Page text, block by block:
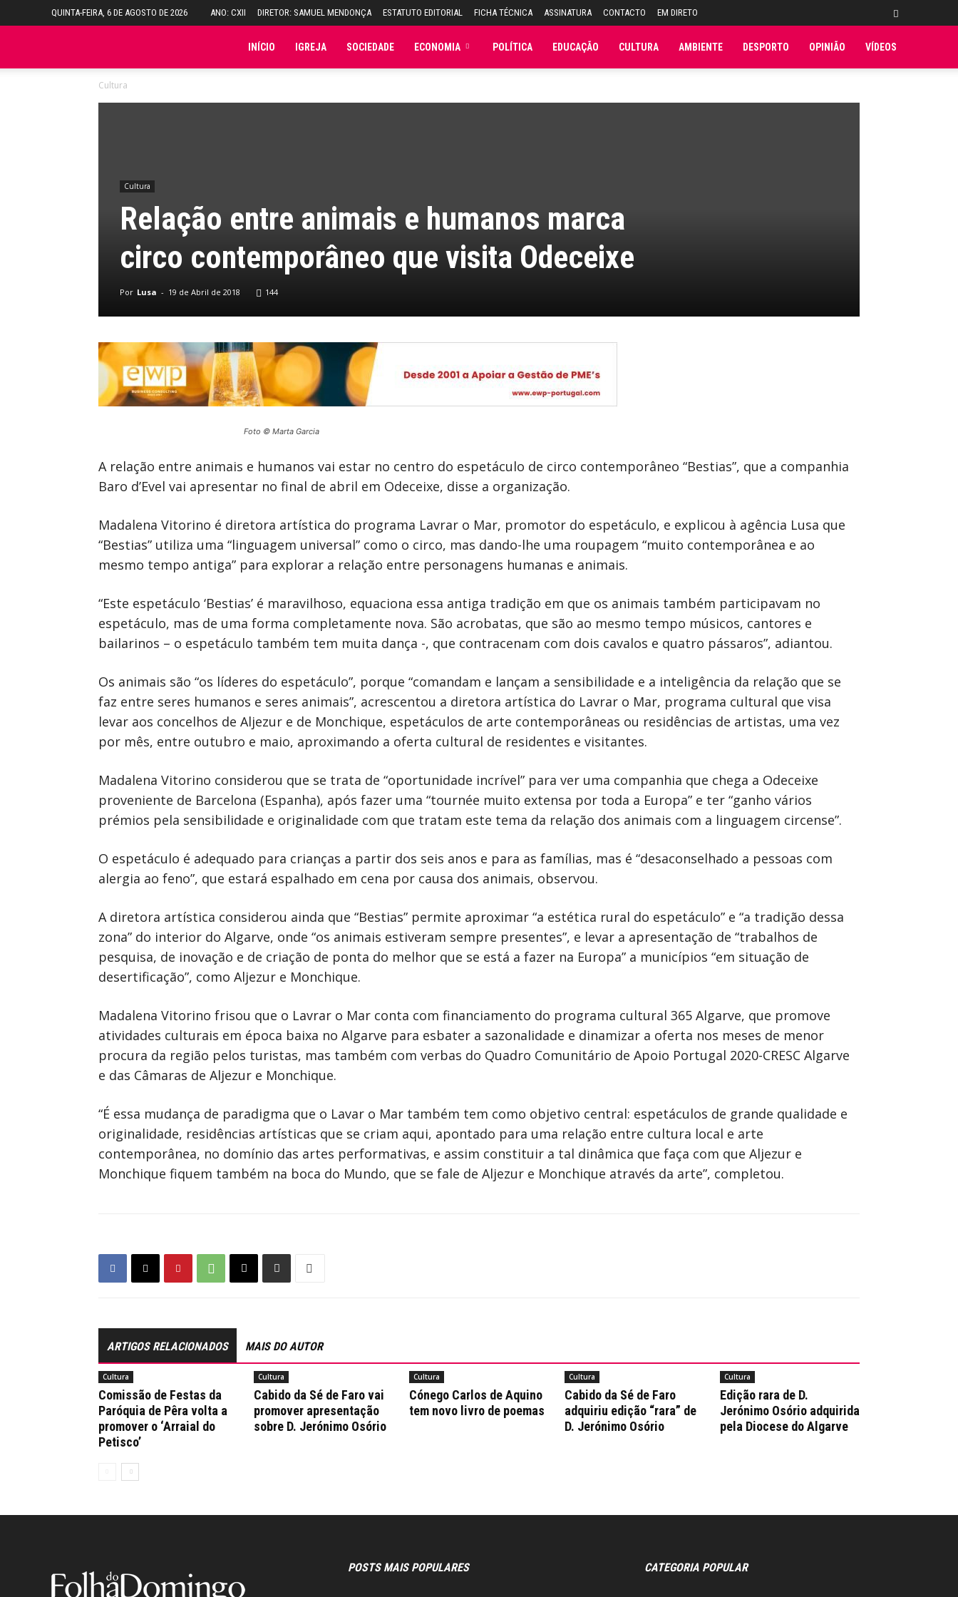
QUINTA-FEIRA, 6 DE AGOSTO DE 2026 ANO: CXII DIRETOR: SAMUEL MENDONÇA ESTATUTO EDITORIAL FICHA TÉCNICA ASSINATURA CONTACTO EM DIRETO
INÍCIO IGREJA SOCIEDADE ECONOMIA POLÍTICA EDUCAÇÃO CULTURA AMBIENTE DESPORTO OPINIÃO VÍDEOS
Cultura
Cultura
Relação entre animais e humanos marca
circo contemporâneo que visita Odeceixe
Por Lusa - 19 de Abril de 2018 144
Foto © Marta Garcia
A relação entre animais e humanos vai estar no centro do espetáculo de circo contemporâneo “Bestias”, que a companhia
Baro d’Evel vai apresentar no final de abril em Odeceixe, disse a organização.
Madalena Vitorino é diretora artística do programa Lavrar o Mar, promotor do espetáculo, e explicou à agência Lusa que
“Bestias” utiliza uma “linguagem universal” como o circo, mas dando-lhe uma roupagem “muito contemporânea e ao
mesmo tempo antiga” para explorar a relação entre personagens humanas e animais.
“Este espetáculo ‘Bestias’ é maravilhoso, equaciona essa antiga tradição em que os animais também participavam no
espetáculo, mas de uma forma completamente nova. São acrobatas, que são ao mesmo tempo músicos, cantores e
bailarinos – o espetáculo também tem muita dança -, que contracenam com dois cavalos e quatro pássaros”, adiantou.
Os animais são “os líderes do espetáculo”, porque “comandam e lançam a sensibilidade e a inteligência da relação que se
faz entre seres humanos e seres animais”, acrescentou a diretora artística do Lavrar o Mar, programa cultural que visa
levar aos concelhos de Aljezur e de Monchique, espetáculos de arte contemporâneas ou residências de artistas, uma vez
por mês, entre outubro e maio, aproximando a oferta cultural de residentes e visitantes.
Madalena Vitorino considerou que se trata de “oportunidade incrível” para ver uma companhia que chega a Odeceixe
proveniente de Barcelona (Espanha), após fazer uma “tournée muito extensa por toda a Europa” e ter “ganho vários
prémios pela sensibilidade e originalidade com que tratam este tema da relação dos animais com a linguagem circense”.
O espetáculo é adequado para crianças a partir dos seis anos e para as famílias, mas é “desaconselhado a pessoas com
alergia ao feno”, que estará espalhado em cena por causa dos animais, observou.
A diretora artística considerou ainda que “Bestias” permite aproximar “a estética rural do espetáculo” e “a tradição dessa
zona” do interior do Algarve, onde “os animais estiveram sempre presentes”, e levar a apresentação de “trabalhos de
pesquisa, de inovação e de criação de ponta do melhor que se está a fazer na Europa” a municípios “em situação de
desertificação”, como Aljezur e Monchique.
Madalena Vitorino frisou que o Lavrar o Mar conta com financiamento do programa cultural 365 Algarve, que promove
atividades culturais em época baixa no Algarve para esbater a sazonalidade e dinamizar a oferta nos meses de menor
procura da região pelos turistas, mas também com verbas do Quadro Comunitário de Apoio Portugal 2020-CRESC Algarve
e das Câmaras de Aljezur e Monchique.
“É essa mudança de paradigma que o Lavar o Mar também tem como objetivo central: espetáculos de grande qualidade e
originalidade, residências artísticas que se criam aqui, apontado para uma relação entre cultura local e arte
contemporânea, no domínio das artes performativas, e assim constituir a tal dinâmica que faça com que Aljezur e
Monchique fiquem também na boca do Mundo, que se fale de Aljezur e Monchique através da arte”, completou.
ARTIGOS RELACIONADOS MAIS DO AUTOR
Cultura
Comissão de Festas da
Paróquia de Pêra volta a
promover o ‘Arraial do
Petisco’
Cultura
Cabido da Sé de Faro vai
promover apresentação
sobre D. Jerónimo Osório
Cultura
Cónego Carlos de Aquino
tem novo livro de poemas
Cultura
Cabido da Sé de Faro
adquiriu edição “rara” de
D. Jerónimo Osório
Cultura
Edição rara de D.
Jerónimo Osório adquirida
pela Diocese do Algarve
POSTS MAIS POPULARES CATEGORIA POPULAR